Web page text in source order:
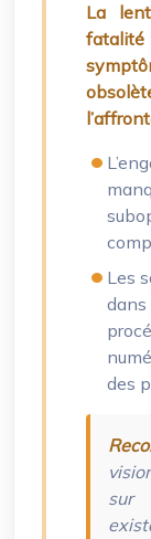
La
Les
dans
des
sur